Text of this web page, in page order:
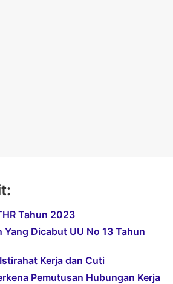
Tahun 2023
Yang Dicabut UU No 13 Tahun
Kerja dan Cuti
Pemutusan Hubungan Kerja